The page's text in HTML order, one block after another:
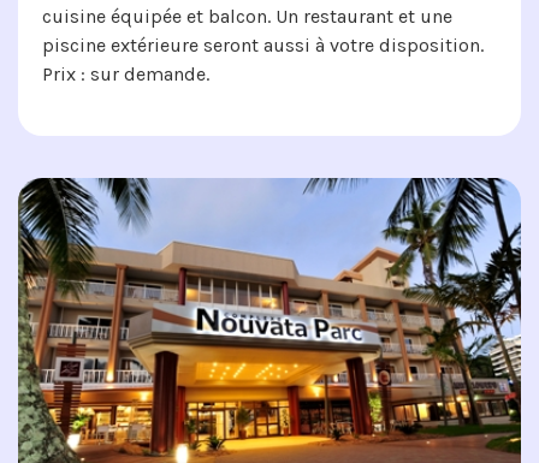
cuisine équipée et balcon. Un restaurant et une
piscine extérieure seront aussi à votre disposition.
Prix : sur demande.